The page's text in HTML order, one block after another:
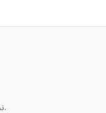
نماذج تبدو أكثر إنسانية بقليل.